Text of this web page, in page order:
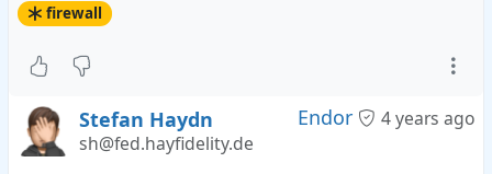
firewall
Endor 4 years ago
Stefan Haydn
sh@fed.hayfidelity.de